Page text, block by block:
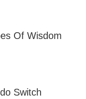
Of Wisdom
Switch